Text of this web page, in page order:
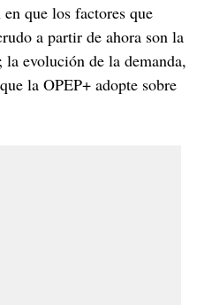
que los factores que
a partir de ahora son la
evolución de la demanda,
la OPEP+ adopte sobre